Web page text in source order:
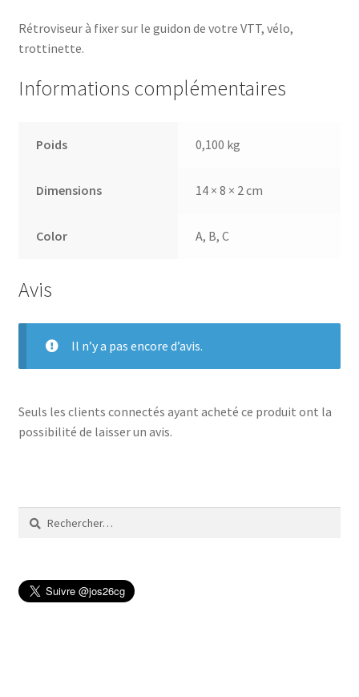
Rétroviseur à fixer sur le guidon de votre VTT, vélo,
trottinette.
Informations complémentaires
Poids 0,100 kg
Dimensions 14 × 8 × 2 cm
Color A, B, C
Avis
Il n’y a pas encore d’avis.
Seuls les clients connectés ayant acheté ce produit ont la
possibilité de laisser un avis.
Rechercher :